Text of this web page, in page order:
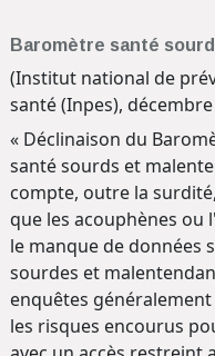
Baromètre santé
(Institut national de
santé (Inpes),
« Déclinaison du
santé sourds et
compte, outre la
que les acouphènes ou
le manque de données
sourdes et
enquêtes
les risques encourus